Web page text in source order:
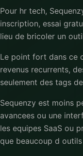
Pour hr tech,
inscription, essai
lieu de bricoler un
Le point fort dans ce
revenus recurrents,
seulement des tags
Sequenzy est moins
avancees ou une
les equipes SaaS ou
que beaucoup d